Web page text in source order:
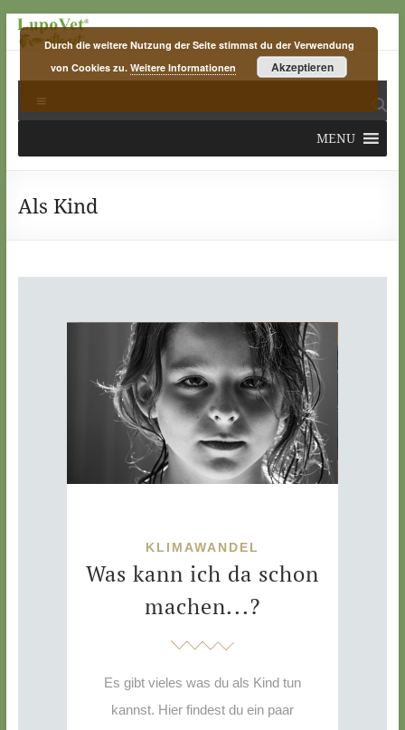
Skip
LupoVet
pflanzt
plants
planet
MENU
Als Kind
KLIMAWANDEL
Was kann ich da schon
machen...?
Es gibt vieles was du als Kind tun
kannst. Hier findest du ein paar
Durch die weitere Nutzung der Seite stimmst du der Verwendung
von Cookies zu.Weitere Informationen Akzeptieren